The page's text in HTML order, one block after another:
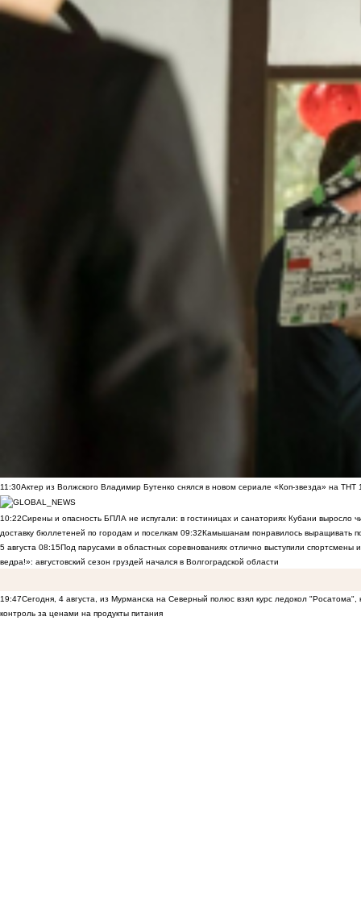
11:30Актер из Волжского Владимир Бутенко снялся в новом сериале «Коп-звезда» на ТНТ
10:22Сирены и опасность БПЛА не испугали: в гостиницах и санаториях Кубани выросло
доставку бюллетеней по городам и поселкам 09:32Камышанам понравилось выращивать
5 августа 08:15Под парусами в областных соревнованиях отлично выступили спортсмены
ведра!»: августовский сезон груздей начался в Волгоградской области
19:47Сегодня, 4 августа, из Мурманска на Северный полюс взял курс ледокол
контроль за ценами на продукты питания